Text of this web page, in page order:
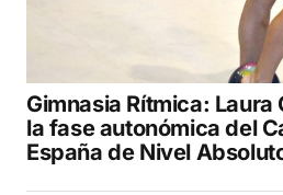
Gimnasia Rítmica:
la fase autonómica del
España de Nivel